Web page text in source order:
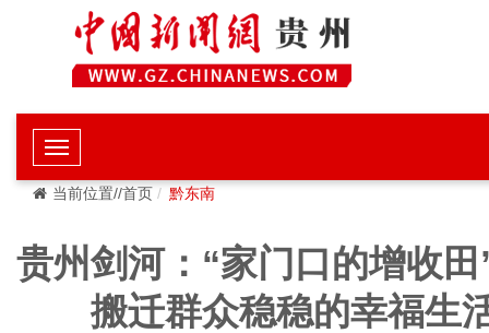
当前位置//首页 黔东南
贵州剑河：“家门口的增收田
搬迁群众稳稳的幸福生